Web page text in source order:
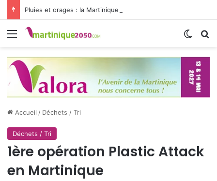
Pluies et orages : la Martinique passe en vigilance jaune
Menu
Accueil / Déchets / Tri
Déchets / Tri
1ère opération Plastic Attack
en Martinique